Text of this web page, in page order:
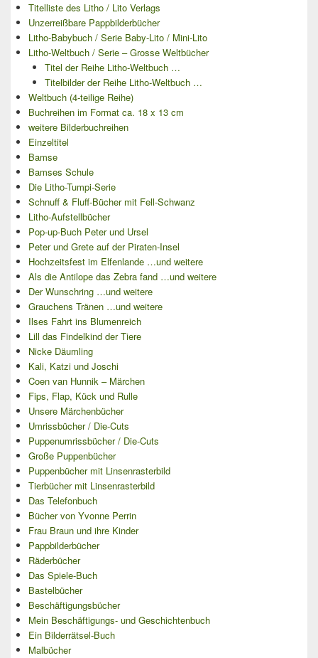
Titelliste des Litho / Lito Verlags
Unzerreißbare Pappbilderbücher
Litho-Babybuch / Serie Baby-Lito / Mini-Lito
Litho-Weltbuch / Serie – Grosse Weltbücher
Titel der Reihe Litho-Weltbuch …
Titelbilder der Reihe Litho-Weltbuch …
Weltbuch (4-teilige Reihe)
Buchreihen im Format ca. 18 x 13 cm
weitere Bilderbuchreihen
Einzeltitel
Bamse
Bamses Schule
Die Litho-Tumpi-Serie
Schnuff & Fluff-Bücher mit Fell-Schwanz
Litho-Aufstellbücher
Pop-up-Buch Peter und Ursel
Peter und Grete auf der Piraten-Insel
Hochzeitsfest im Elfenlande …und weitere
Als die Antilope das Zebra fand …und weitere
Der Wunschring …und weitere
Grauchens Tränen …und weitere
Ilses Fahrt ins Blumenreich
Lill das Findelkind der Tiere
Nicke Däumling
Kali, Katzi und Joschi
Coen van Hunnik – Märchen
Fips, Flap, Kück und Rulle
Unsere Märchenbücher
Umrissbücher / Die-Cuts
Puppenumrissbücher / Die-Cuts
Große Puppenbücher
Puppenbücher mit Linsenrasterbild
Tierbücher mit Linsenrasterbild
Das Telefonbuch
Bücher von Yvonne Perrin
Frau Braun und ihre Kinder
Pappbilderbücher
Räderbücher
Das Spiele-Buch
Bastelbücher
Beschäftigungsbücher
Mein Beschäftigungs- und Geschichtenbuch
Ein Bilderrätsel-Buch
Malbücher